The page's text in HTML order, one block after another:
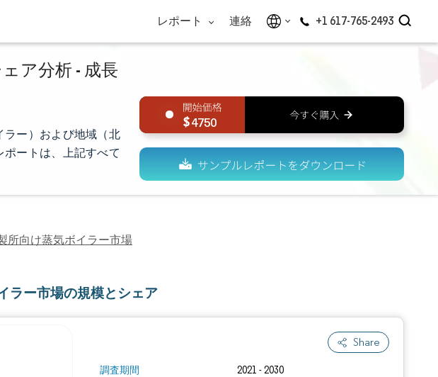
レポート 連絡 +1 617-765-2493
ア分析 - 成長
ラー）および地域（北
ートは、上記すべて
4750
所向け蒸気ボイラー市場
ラー市場の規模とシェア
Share
調査期間 2021 - 2030